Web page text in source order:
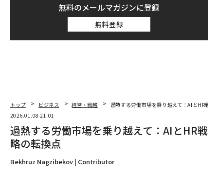
無料のメールマガジンに登録
無料登録
トップ ビジネス 経営・戦略
過熱する労働市場を乗り越えて：AIとHR戦略
2026.01.08 21:01
過熱する労働市場を乗り越えて：AIとHR戦
略の転換点
Bekhruz Nagzibekov | Contributor